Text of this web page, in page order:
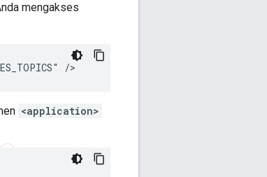
mengakses
<application>